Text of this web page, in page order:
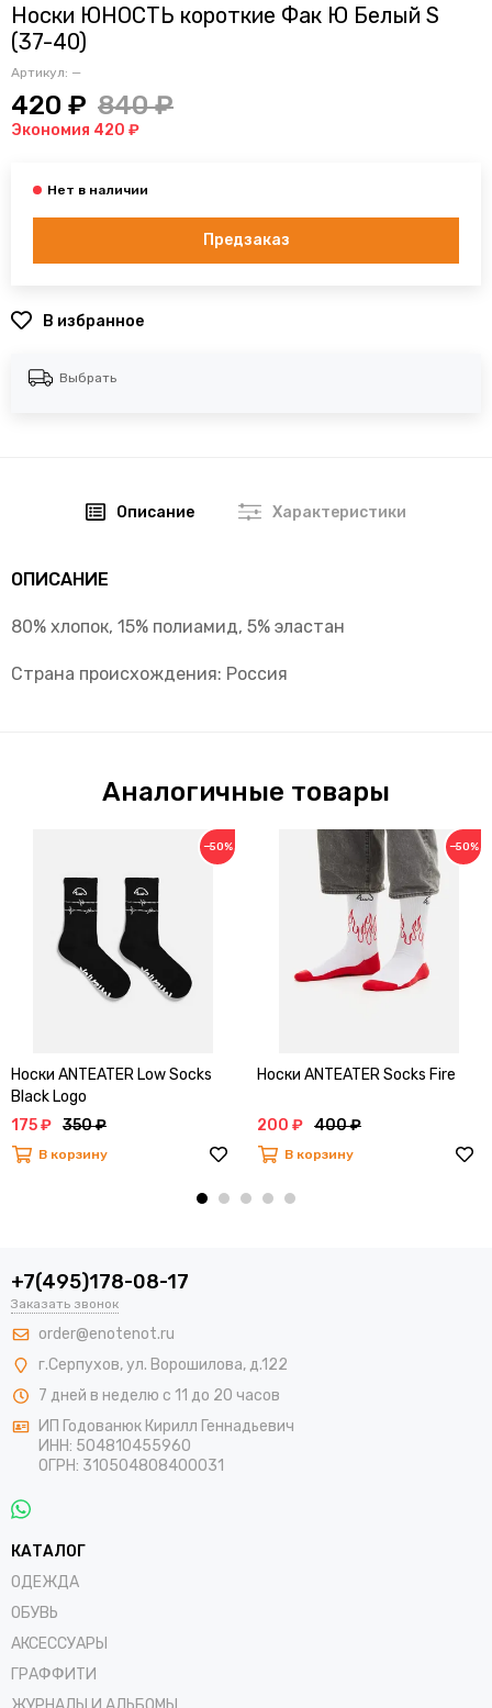
Носки ЮНОСТЬ короткие Фак Ю Белый S
(37-40)
Артикул: —
420 ₽ 840 ₽
Экономия 420 ₽
Предзаказ
В избранное
Выбрать
Описание Характеристики
ОПИСАНИЕ
80% хлопок, 15% полиамид, 5% эластан
Страна происхождения: Россия
Аналогичные товары
−50%
Носки ANTEATER Low Socks
Black Logo
175 ₽ 350 ₽
В корзину
−50%
Носки ANTEATER Socks Fire
200 ₽ 400 ₽
В корзину
+7(495)178-08-17
Заказать звонок
order@enotenot.ru
г.Серпухов, ул. Ворошилова, д.122
7 дней в неделю с 11 до 20 часов
ИП Годованюк Кирилл Геннадьевич
ИНН: 504810455960
ОГРН: 310504808400031
КАТАЛОГ
ОДЕЖДА
ОБУВЬ
АКСЕССУАРЫ
ГРАФФИТИ